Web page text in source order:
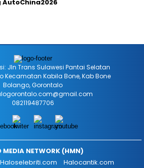
AutoChina2026
Jln Trans Sulawesi Pantai Selatan
Kecamatan Kabila Bone, Kab Bone
Bolango, Gorontalo
082119487706
MEDIA NETWORK (HMN)
Haloselebriti.com
Halocantik.com